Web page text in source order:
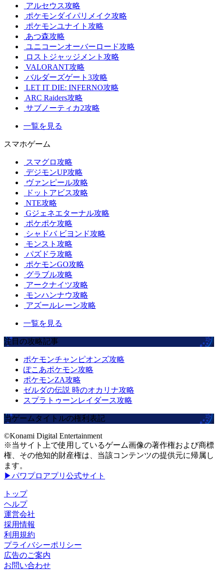
アルセウス攻略
ポケモンダイパリメイク攻略
ポケモンユナイト攻略
あつ森攻略
ユニコーンオーバーロード攻略
ロストジャッジメント攻略
VALORANT攻略
バルダーズゲート3攻略
LET IT DIE: INFERNO攻略
ARC Raiders攻略
サブノーティカ2攻略
一覧を見る
スマホゲーム
スマグロ攻略
デジモンUP攻略
ヴァンピール攻略
ドットアビス攻略
NTE攻略
Gジェネエターナル攻略
ポケポケ攻略
シャドバ ビヨンド攻略
モンスト攻略
パズドラ攻略
ポケモンGO攻略
グラブル攻略
アークナイツ攻略
モンハンナウ攻略
アズールレーン攻略
一覧を見る
注目の攻略記事
ポケモンチャンピオンズ攻略
ぽこあポケモン攻略
ポケモンZA攻略
ゼルダの伝説 時のオカリナ攻略
スプラトゥーンレイダース攻略
当ゲームタイトルの権利表記
©Konami Digital Entertainment
※当サイト上で使用しているゲーム画像の著作権および商標
権、その他知的財産権は、当該コンテンツの提供元に帰属し
ます。
▶パワプロアプリ公式サイト
トップ
ヘルプ
運営会社
採用情報
利用規約
プライバシーポリシー
広告のご案内
お問い合わせ